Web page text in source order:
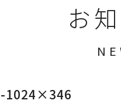
お
1024×346